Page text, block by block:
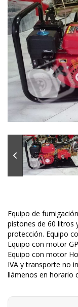
Equipo de
pistones de 60 litros
protección. Equipo
Equipo con motor
Equipo con motor
IVA y transporte no
llámenos en horario